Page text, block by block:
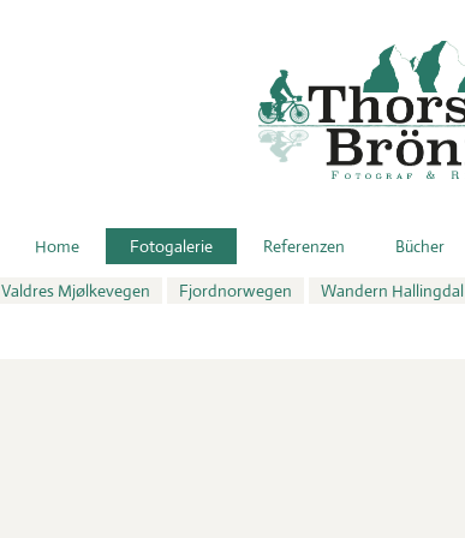
Home Fotogalerie Referenzen Bücher
Valdres Mjølkevegen Fjordnorwegen Wandern Hallingdal